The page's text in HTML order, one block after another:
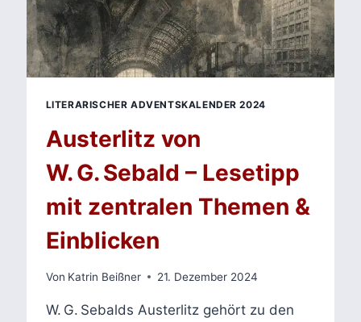
LITERARISCHER ADVENTSKALENDER 2024
Austerlitz von
W. G. Sebald – Lesetipp
mit zentralen Themen &
Einblicken
Von Katrin Beißner 21. Dezember 2024
W. G. Sebalds Austerlitz gehört zu den